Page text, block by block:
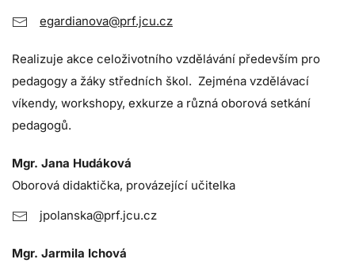
egardianova@prf.jcu.cz
Realizuje akce celoživotního vzdělávání především pro
pedagogy a žáky středních škol. Zejména vzdělávací
víkendy, workshopy, exkurze a různá oborová setkání
pedagogů.
Mgr. Jana Hudáková
Oborová didaktička, provázející učitelka
jpolanska@prf.jcu.cz
Mgr. Jarmila Ichová